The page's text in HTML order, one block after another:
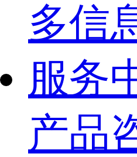
多信
服务
产品